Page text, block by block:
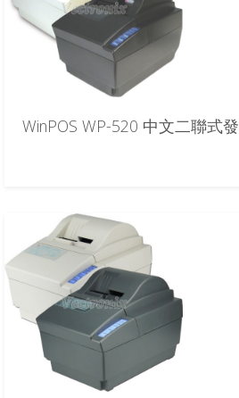
WinPOS WP-520 中文二聯式發